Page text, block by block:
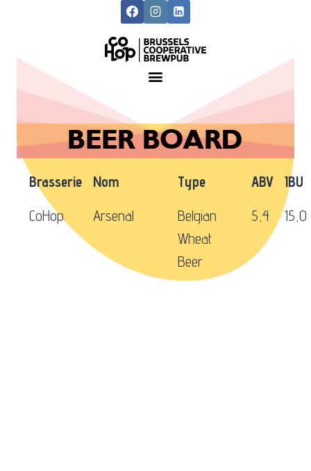
BEER BOARD
Brasserie Nom Type ABV
IBU
CoHop
Arsenal
Belgian
Wheat
Beer
5,4 15,0